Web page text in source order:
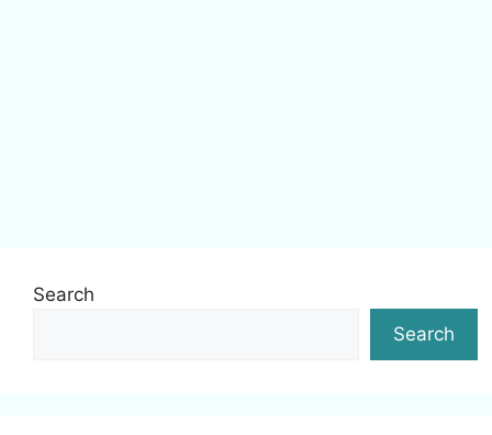
Search
Search